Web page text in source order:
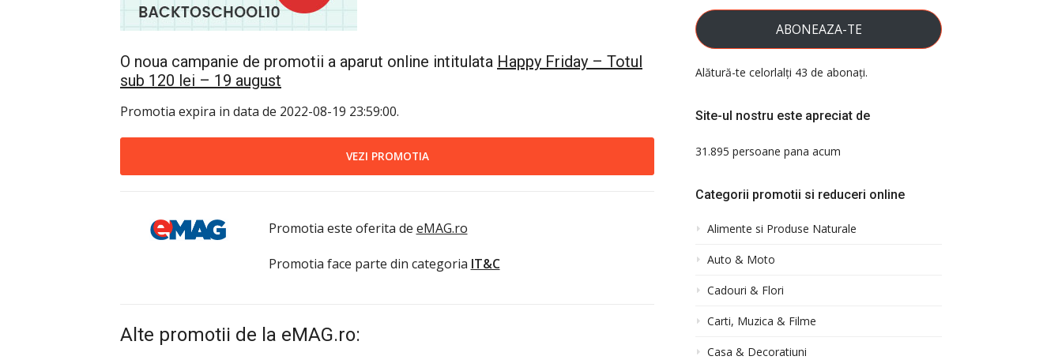
O noua campanie de promotii a aparut online intitulata Happy Friday – Totul
sub 120 lei – 19 august
Promotia expira in data de 2022-08-19 23:59:00.
VEZI PROMOTIA
Promotia este oferita de eMAG.ro
Promotia face parte din categoria IT&C
Alte promotii de la eMAG.ro:
ABONEAZA-TE
Alătură-te celorlalți 43 de abonați.
Site-ul nostru este apreciat de
31.895 persoane pana acum
Categorii promotii si reduceri online
Alimente si Produse Naturale
Auto & Moto
Cadouri & Flori
Carti, Muzica & Filme
Casa & Decoratiuni